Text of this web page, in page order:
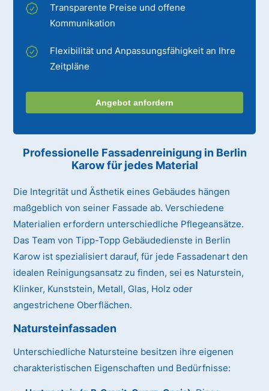
Transparente Preise und offene
Kommunikation
Flexibilität und Anpassungsfähigkeit an Ihre
Zeitpläne
Angebot anfordern
Professionelle Fassadenreinigung in Berlin
Karow für jedes Material
Die Integrität und Ästhetik eines Gebäudes hängen
maßgeblich von seiner Fassade ab. Verschiedene
Materialien erfordern unterschiedliche Pflegeansätze.
Das Team von Tipp-Topp Gebäudedienste in Berlin
Karow ist spezialisiert darauf, für jede Fassadenart den
idealen Reinigungsansatz zu finden, sei es Naturstein,
Klinker, Kunststein, Metall, Glas, Holz oder
angestrichene Oberflächen.
Natursteinfassaden
Unterschiedliche Natursteine besitzen ihre eigenen
charakteristischen Eigenschaften und Bedürfnisse: